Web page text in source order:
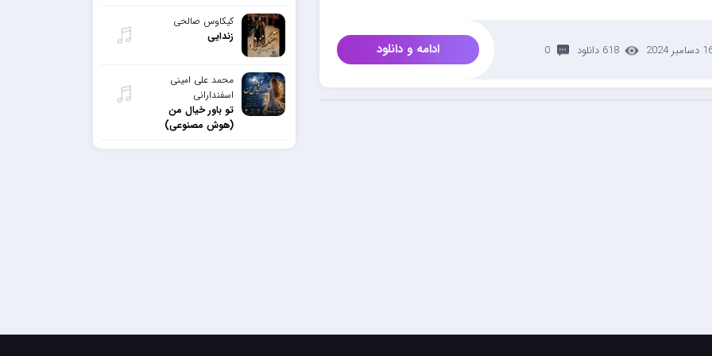
2024 618 دانلود 0 ادامه و دانلود
کیکاوس صالحی
زندایی
محمد علی امینی
اسفندارانی
تو باور خیال من
(هوش مصنوعی)